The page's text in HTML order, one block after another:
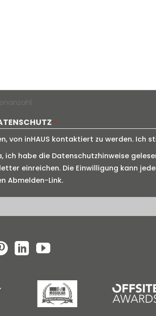
*
von inHAUS kontaktiert zu werden. Ich
habe die Datenschutzhinweise
einreichen. Die Einwilligung kann
Abmelden-Link.